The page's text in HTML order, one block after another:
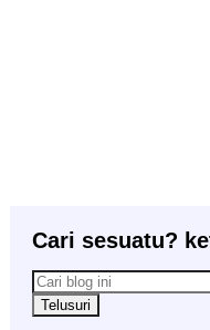
Cari sesuatu?